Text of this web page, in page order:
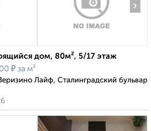
›
дом, 80м², 5/17 этаж
₽ за м²
Лайф, Сталинградский бульвар